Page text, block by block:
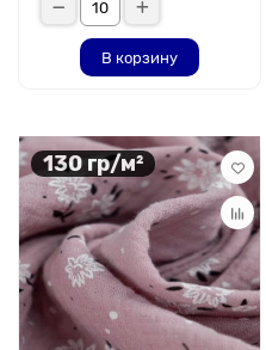
В корзину
130 гр/м²